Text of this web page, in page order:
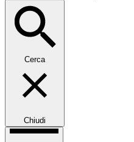
Cerca
Chiudi